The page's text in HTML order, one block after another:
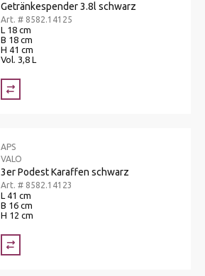
Getränkespender 3.8l schwarz
Art. # 8582.14125
L 18 cm
B 18 cm
H 41 cm
Vol. 3,8 L
APS
VALO
3er Podest Karaffen schwarz
Art. # 8582.14123
L 41 cm
B 16 cm
H 12 cm